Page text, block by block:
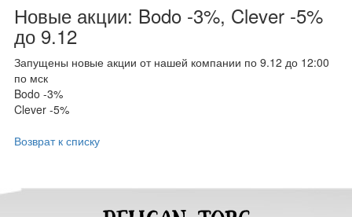
Новые акции: Bodo -3%, Clever -5%
до 9.12
Запущены новые акции от нашей компании по 9.12 до 12:00
по мск
Bodo -3%
Clever -5%
Возврат к списку